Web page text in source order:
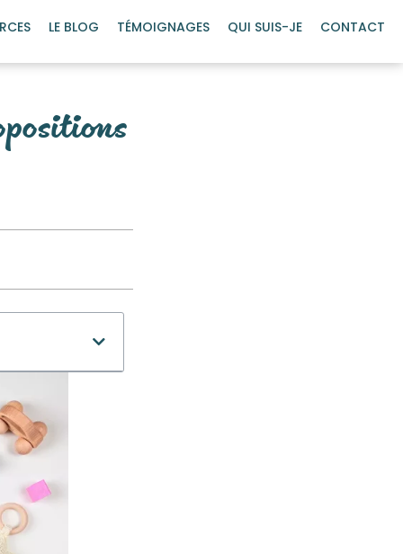
LE BLOG TÉMOIGNAGES QUI SUIS-JE CONTACT